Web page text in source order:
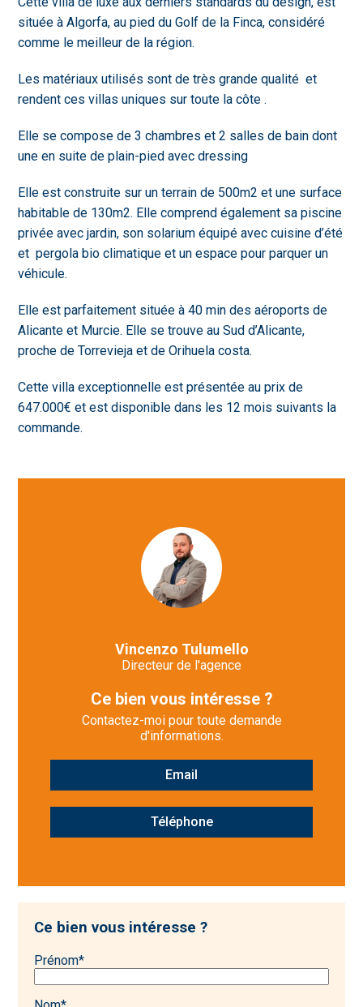
située à Algorfa, au pied du Golf de la Finca, considéré
comme le meilleur de la région.
Les matériaux utilisés sont de très grande qualité et
rendent ces villas uniques sur toute la côte .
Elle se compose de 3 chambres et 2 salles de bain dont
une en suite de plain-pied avec dressing
Elle est construite sur un terrain de 500m2 et une surface
habitable de 130m2. Elle comprend également sa piscine
privée avec jardin, son solarium équipé avec cuisine d’été
et pergola bio climatique et un espace pour parquer un
véhicule.
Elle est parfaitement située à 40 min des aéroports de
Alicante et Murcie. Elle se trouve au Sud d’Alicante,
proche de Torrevieja et de Orihuela costa.
Cette villa exceptionnelle est présentée au prix de
647.000€ et est disponible dans les 12 mois suivants la
commande.
Vincenzo Tulumello
Directeur de l'agence
Ce bien vous intéresse ?
Contactez-moi pour toute demande
d'informations.
Email
Téléphone
Ce bien vous intéresse ?
Prénom*